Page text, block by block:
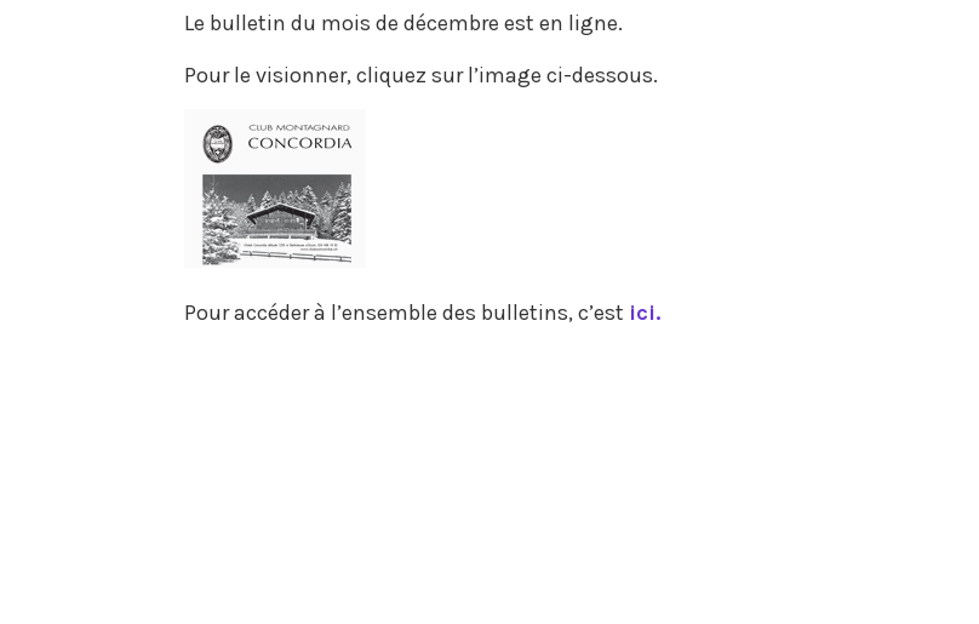
Le bulletin du mois de décembre est en ligne.
Pour le visionner, cliquez sur l’image ci-dessous.
Pour accéder à l’ensemble des bulletins, c’est ici.